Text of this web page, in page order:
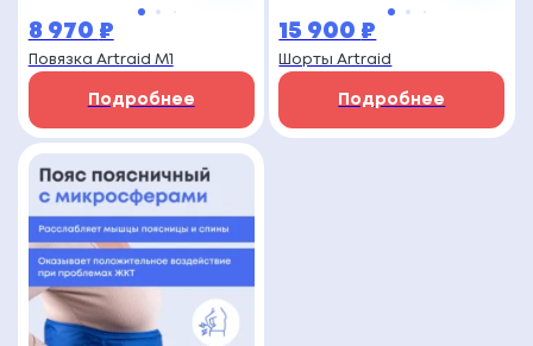
8 970 ₽
Повязка Artraid M1
Подробнее
15 900 ₽
Шорты Artraid
Подробнее